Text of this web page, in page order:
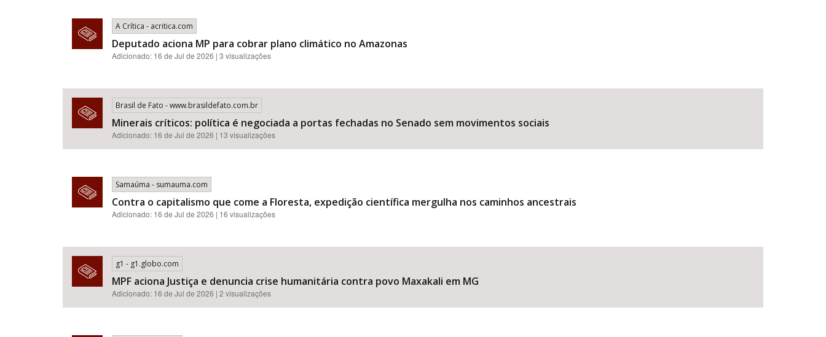
A Crítica - acritica.com
Deputado aciona MP para cobrar plano climático no Amazonas
Adicionado: 16 de Jul de 2026 | 3 visualizações
Brasil de Fato - www.brasildefato.com.br
Minerais críticos: política é negociada a portas fechadas no Senado sem movimentos sociais
Adicionado: 16 de Jul de 2026 | 13 visualizações
Samaúma - sumauma.com
Contra o capitalismo que come a Floresta, expedição científica mergulha nos caminhos ancestrais
Adicionado: 16 de Jul de 2026 | 16 visualizações
g1 - g1.globo.com
MPF aciona Justiça e denuncia crise humanitária contra povo Maxakali em MG
Adicionado: 16 de Jul de 2026 | 2 visualizações